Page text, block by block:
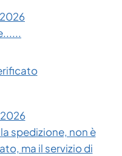
spedizione, non è
ma il servizio di